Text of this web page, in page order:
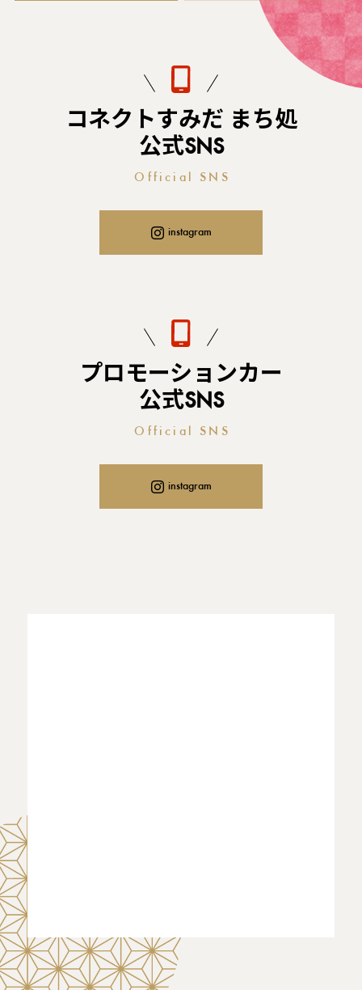
コネクトすみだ まち処
公式SNS
Official SNS
instagram
プロモーションカー
公式SNS
Official SNS
instagram